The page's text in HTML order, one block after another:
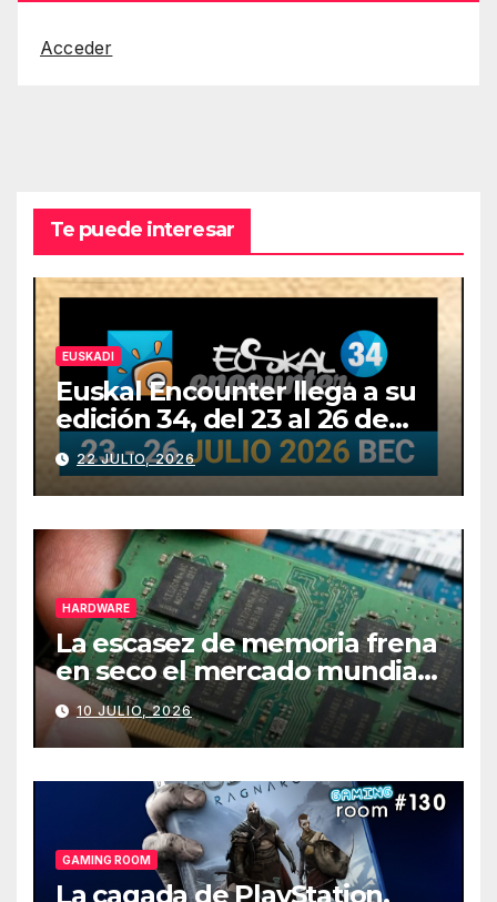
Acceder
Te puede interesar
EUSKADI
Euskal Encounter llega a su
edición 34, del 23 al 26 de
julio
22 JULIO, 2026
HARDWARE
La escasez de memoria frena
en seco el mercado mundial
de PCs
10 JULIO, 2026
GAMING ROOM
La cagada de PlayStation,